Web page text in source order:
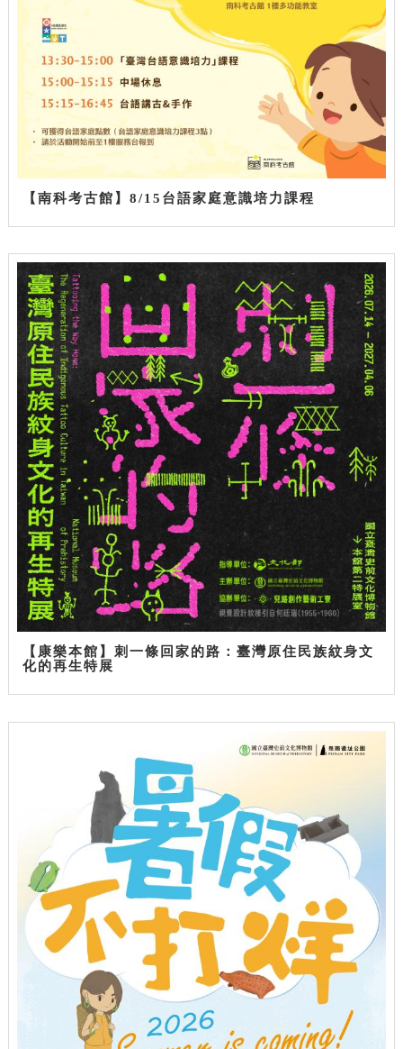
【南科考古館】8/15台語家庭意識培力課程
【康樂本館】刺一條回家的路：臺灣原住民族紋身文
化的再生特展